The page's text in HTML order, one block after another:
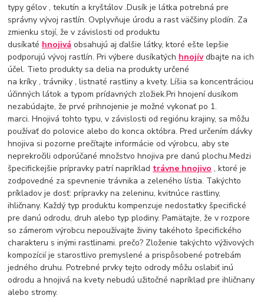
typy gélov , tekutín a kryštálov .Dusík je látka potrebná pre
správny vývoj rastlín. Ovplyvňuje úrodu a rast väčšiny plodín. Za
zmienku stojí, že v závislosti od produktu
dusíkaté hnojivá obsahujú aj ďalšie látky, ktoré ešte lepšie
podporujú vývoj rastlín. Pri výbere dusíkatých hnojívdbajte na ich
účel. Tieto produkty sa delia na produkty určené
na kríky , trávniky , listnaté rastliny a kvety. Líšia sa koncentráciou
účinných látok a typom prídavných zložiek.Pri hnojení dusíkom
nezabúdajte, že prvé prihnojenie je možné vykonať po 1.
marci. Hnojivá tohto typu, v závislosti od regiónu krajiny, sa môžu
používať do polovice alebo do konca októbra. Pred určením dávky
hnojiva si pozorne prečítajte informácie od výrobcu, aby ste
neprekročili odporúčané množstvo hnojiva pre danú plochu.Medzi
špecifickejšie prípravky patrí napríklad trávne hnojivo , ktoré je
zodpovedné za spevnenie trávnika a zeleného lístia. Takýchto
príkladov je dosť: prípravky na zeleninu, kvitnúce rastliny,
ihličnany. Každý typ produktu kompenzuje nedostatky špecifické
pre danú odrodu, druh alebo typ plodiny. Pamätajte, že v rozpore
so zámerom výrobcu nepoužívajte živiny takéhoto špecifického
charakteru s inými rastlinami. prečo? Zloženie takýchto výživových
kompozícií je starostlivo premyslené a prispôsobené potrebám
jedného druhu. Potrebné prvky tejto odrody môžu oslabiť inú
odrodu a hnojivá na kvety nebudú užitočné napríklad pre ihličnany
alebo stromy.